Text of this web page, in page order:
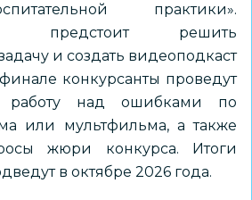
практики».
предстоит решить
и создать видеоподкаст
конкурсанты проведут
работу над ошибками по
или мультфильма, а также
жюри конкурса. Итоги
в октябре 2026 года.